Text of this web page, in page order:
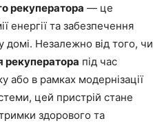
рекуператора — це
енергії та забезпечення
Незалежно від того, чи
рекуператора під час
або в рамках модернізації
цей пристрій стане
здорового та